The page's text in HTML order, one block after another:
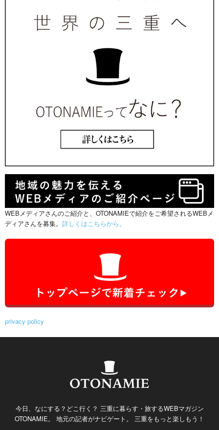
WEBメディアさんのご紹介と、OTONAMIEで紹介をご希望されるWEBメ
ディアさんを募集。 詳しくはこちらから。
privacy policy
今日、なにする？どこ行く？ 三重に暮らす・旅するWEBマガジン
OTONAMIE。 地元の記者がナビゲート。 三重をもっと楽しもう！